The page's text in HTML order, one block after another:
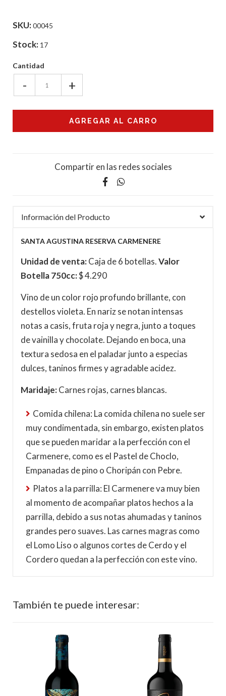
SKU:00045
Stock: 17
Cantidad
- +
Compartir en las redes sociales
Información del Producto
SANTA AGUSTINA RESERVA CARMENERE
Unidad de venta:Caja de 6 botellas.Valor
Botella 750cc:$ 4.290
Vino de un color rojo profundo brillante, con
destellos violeta. En nariz se notan intensas
notas a casis, fruta roja y negra, junto a toques
de vainilla y chocolate. Dejando en boca, una
textura sedosa en el paladar junto a especias
dulces, taninos firmes y agradable acidez.
Maridaje:Carnes rojas, carnes blancas.
Comida chilena: La comida chilena no suele ser
muy condimentada, sin embargo, existen platos
que se pueden maridar a la perfección con el
Carmenere, como es el Pastel de Choclo,
Empanadas de pino o Choripán con Pebre.
Platos a la parrilla: El Carmenere va muy bien
al momento de acompañar platos hechos a la
parrilla, debido a sus notas ahumadas y taninos
grandes pero suaves. Las carnes magras como
el Lomo Liso o algunos cortes de Cerdo y el
Cordero quedan a la perfección con este vino.
También te puede interesar: